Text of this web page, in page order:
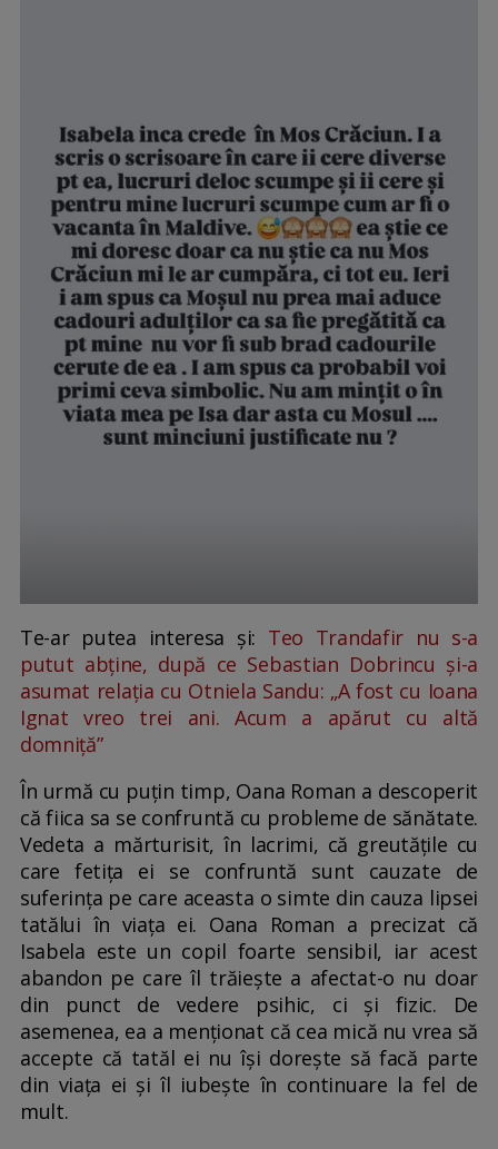
Te-ar putea interesa și: Teo Trandafir nu s-a
putut abține, după ce Sebastian Dobrincu și-a
asumat relația cu Otniela Sandu: „A fost cu Ioana
Ignat vreo trei ani. Acum a apărut cu altă
domniță”
În urmă cu puțin timp, Oana Roman a descoperit
că fiica sa se confruntă cu probleme de sănătate.
Vedeta a mărturisit, în lacrimi, că greutățile cu
care fetița ei se confruntă sunt cauzate de
suferința pe care aceasta o simte din cauza lipsei
tatălui în viața ei. Oana Roman a precizat că
Isabela este un copil foarte sensibil, iar acest
abandon pe care îl trăiește a afectat-o nu doar
din punct de vedere psihic, ci și fizic. De
asemenea, ea a menționat că cea mică nu vrea să
accepte că tatăl ei nu își dorește să facă parte
din viața ei și îl iubește în continuare la fel de
mult.